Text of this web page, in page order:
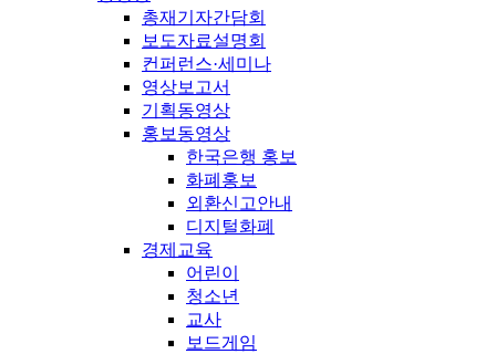
총재기자간담회
보도자료설명회
컨퍼런스·세미나
영상보고서
기획동영상
홍보동영상
한국은행 홍보
화폐홍보
외환신고안내
디지털화폐
경제교육
어린이
청소년
교사
보드게임